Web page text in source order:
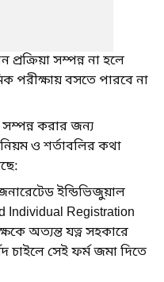
প্রক্রিয়া সম্পন্ন না হলে
পরীক্ষায় বসতে পারবে না
সম্পন্ন করার জন্য
ও শর্তাবলির কথা
ইন্ডিভিজুয়াল
Individual Registration
অত্যন্ত যত্ন সহকারে
চাইলে সেই ফর্ম জমা দিতে